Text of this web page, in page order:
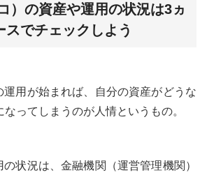
）の資産や運用の状況は3ヵ
スでチェックしよう
用が始まれば、自分の資産がどうな
ってしまうのが人情というもの。
状況は、金融機関（運営管理機関）